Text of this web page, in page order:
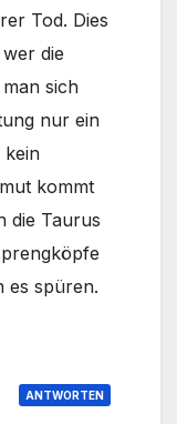
Tod. Dies
die
sich
nur ein
kein
kommt
die Taurus
es spüren.
ANTWORTEN